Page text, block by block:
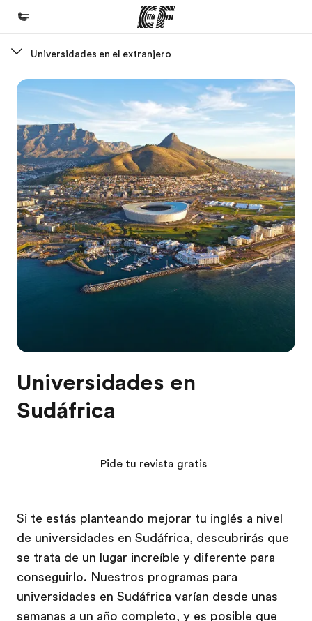
Bienvenido a EF
Programas
Ver todo lo que hacemos
Oficinas
Encuentra una oficina
Sobre nosotros
Quiénes somos
Trabajos
Universidades en el extranjero
Universidades en
Sudáfrica
Si te estás planteando mejorar tu inglés a nivel
de universidades en Sudáfrica, descubrirás que
se trata de un lugar increíble y diferente para
conseguirlo. Nuestros programas para
universidades en Sudáfrica varían desde unas
semanas a un año completo, y es posible que
Pide tu revista gratis